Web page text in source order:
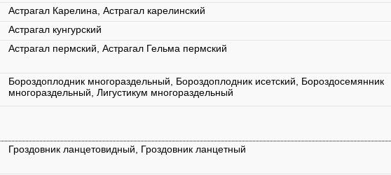
Астрагал Карелина, Астрагал карелинский
Астрагал кунгурский
Астрагал пермский, Астрагал Гельма пермский
Бороздоплодник многораздельный, Бороздоплодник исетский, Бороздосемянник
многораздельный, Лигустикум многораздельный
Гроздовник ланцетовидный, Гроздовник ланцетный